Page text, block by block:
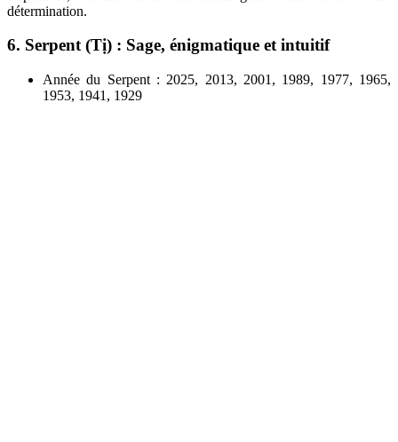
détermination.
6. Serpent (Tị) : Sage, énigmatique et intuitif
Année du Serpent : 2025, 2013, 2001, 1989, 1977, 1965,
1953, 1941, 1929